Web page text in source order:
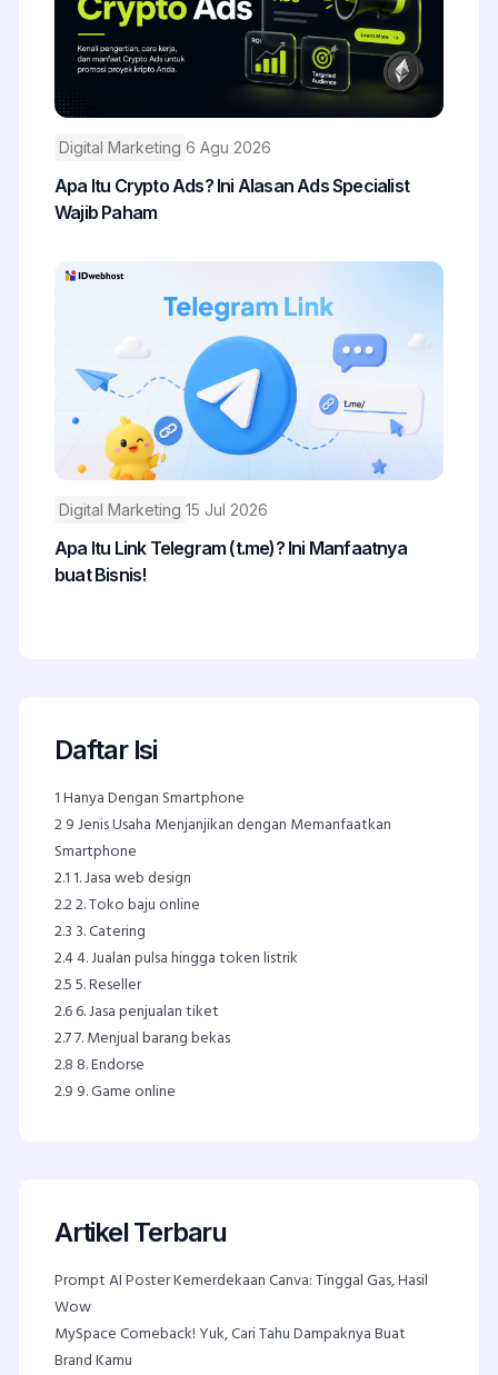
Digital Marketing 6 Agu 2026
Apa Itu Crypto Ads? Ini Alasan Ads Specialist
Wajib Paham
Digital Marketing 15 Jul 2026
Apa Itu Link Telegram (t.me)? Ini Manfaatnya
buat Bisnis!
Daftar Isi
1Hanya Dengan Smartphone
29 Jenis Usaha Menjanjikan dengan Memanfaatkan
Smartphone
2.11. Jasa web design
2.22. Toko baju online
2.3 3. Catering
2.44. Jualan pulsa hingga token listrik
2.55. Reseller
2.66. Jasa penjualan tiket
2.77. Menjual barang bekas
2.8 8. Endorse
2.9 9. Game online
Artikel Terbaru
Prompt AI Poster Kemerdekaan Canva: Tinggal Gas, Hasil
Wow
MySpace Comeback! Yuk, Cari Tahu Dampaknya Buat
Brand Kamu